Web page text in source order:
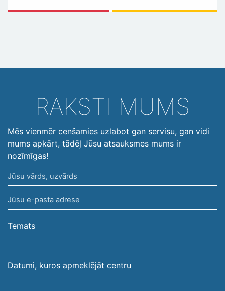
RAKSTI MUMS
Mēs vienmēr cenšamies uzlabot gan servisu, gan vidi
mums apkārt, tādēļ Jūsu atsauksmes mums ir
nozīmīgas!
Jūsu
vārds,
uzvārds
Jūsu
e-
pasta
Temats
Datumi, kuros apmeklējāt centru